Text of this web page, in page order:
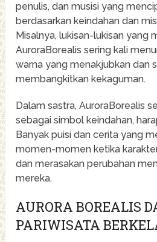
penulis, dan musisi yang
berdasarkan keindahan dan
Misalnya, lukisan-lukisan yang
AuroraBorealis sering kali
warna yang menakjubkan dan
membangkitkan kekaguman.
Dalam sastra, AuroraBorealis
sebagai simbol keindahan,
Banyak puisi dan cerita yang
momen-momen ketika
dan merasakan perubahan
mereka.
AURORA BOREALIS
PARIWISATA